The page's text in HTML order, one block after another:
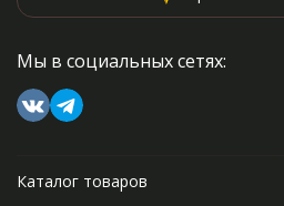
Мы в социальных сетях:
Каталог товаров